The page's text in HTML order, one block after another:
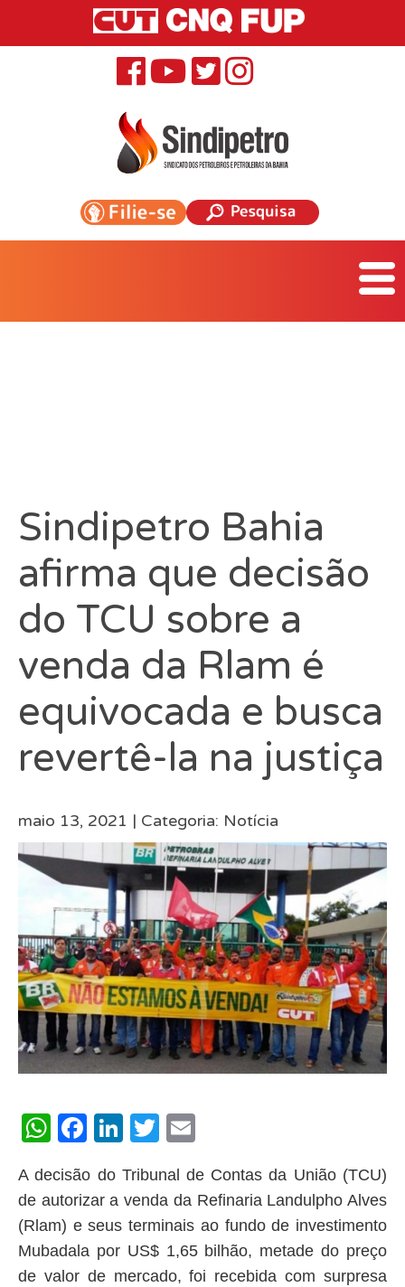
Sindipetro Bahia
afirma que decisão
do TCU sobre a
venda da Rlam é
equivocada e busca
revertê-la na justiça
maio 13, 2021 | Categoria: Notícia
WhatsApp
Facebook
LinkedIn
Twitter
A decisão do Tribunal de Contas da União (TCU)
de autorizar a venda da Refinaria Landulpho Alves
(Rlam) e seus terminais ao fundo de investimento
Mubadala por US$ 1,65 bilhão, metade do preço
de valor de mercado, foi recebida com surpresa